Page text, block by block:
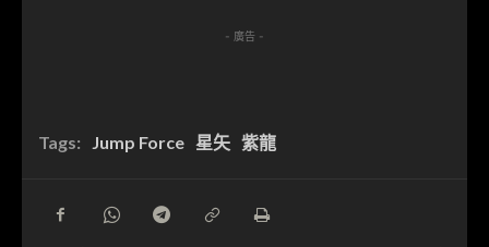
- 廣告 -
Tags: Jump Force 星矢 紫龍